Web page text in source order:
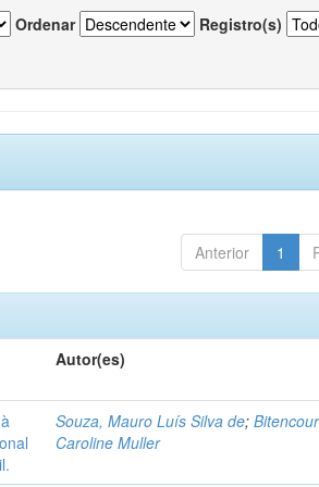
Ordenar Registro(s)
Anterior 1
Autor(es)
Souza, Mauro Luís Silva de;
Caroline Muller